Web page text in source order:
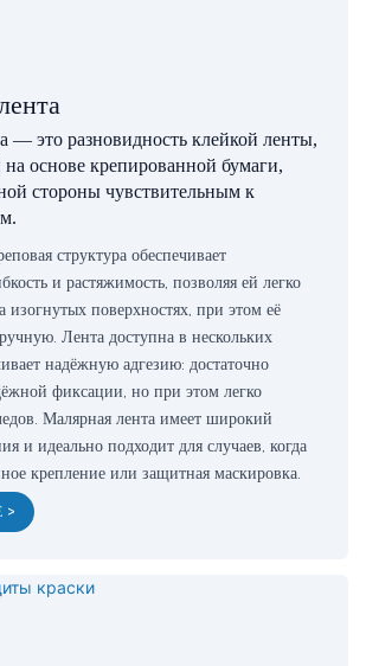
— это разновидность клейкой ленты,
на основе крепированной бумаги,
стороны чувствительным к
структура обеспечивает
и растяжимость, позволяя ей легко
изогнутых поверхностях, при этом её
Лента доступна в нескольких
надёжную адгезию: достаточно
фиксации, но при этом легко
Малярная лента имеет широкий
и идеально подходит для случаев, когда
крепление или защитная маскировка.
>